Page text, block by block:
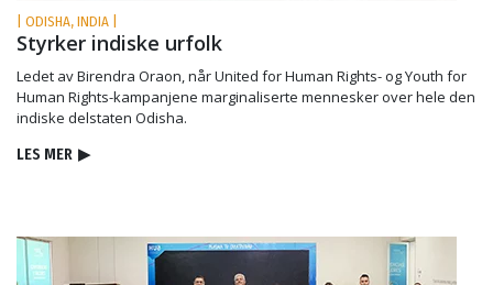
| ODISHA, INDIA |
Styrker indiske urfolk
Ledet av Birendra Oraon, når United for Human Rights- og Youth for
Human Rights-kampanjene marginaliserte mennesker over hele den
indiske delstaten Odisha.
LES MER ▶